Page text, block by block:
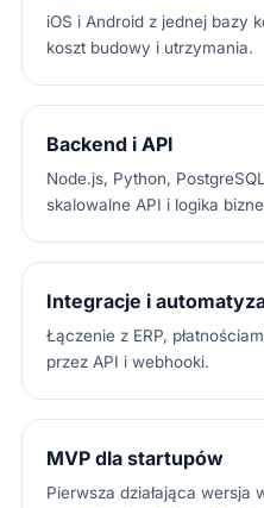
iOS i Android z jednej bazy
koszt budowy i utrzymania.
Backend i API
Node.js, Python,
skalowalne API i logika
Integracje i
Łączenie z ERP,
przez API i webhooki.
MVP dla startupów
Pierwsza działająca